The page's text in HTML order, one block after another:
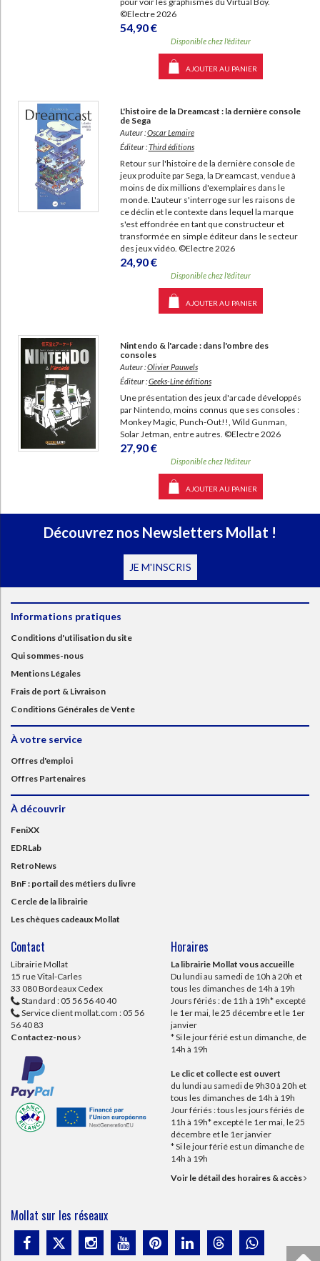
©Electre 2026
54,90 €
Disponible chez l'éditeur
AJOUTER AU PANIER
L'histoire de la Dreamcast : la dernière console
de Sega
Auteur :Oscar Lemaire
Éditeur :Third éditions
Retour sur l'histoire de la dernière console de
jeux produite par Sega, la Dreamcast, vendue à
moins de dix millions d'exemplaires dans le
monde. L'auteur s'interroge sur les raisons de
ce déclin et le contexte dans lequel la marque
s'est effondrée en tant que constructeur et
transformée en simple éditeur dans le secteur
des jeux vidéo. ©Electre 2026
24,90 €
Disponible chez l'éditeur
AJOUTER AU PANIER
Nintendo & l'arcade : dans l'ombre des
consoles
Auteur :Olivier Pauwels
Éditeur :Geeks-Line éditions
Une présentation des jeux d'arcade développés
par Nintendo, moins connus que ses consoles :
Monkey Magic, Punch-Out!!, Wild Gunman,
Solar Jetman, entre autres. ©Electre 2026
27,90 €
Disponible chez l'éditeur
AJOUTER AU PANIER
Découvrez nos Newsletters Mollat !
JE M'INSCRIS
Informations pratiques
Conditions d'utilisation du site
Qui sommes-nous
Mentions Légales
Frais de port & Livraison
Conditions Générales de Vente
À votre service
Offres d'emploi
Offres Partenaires
À découvrir
FeniXX
EDRLab
RetroNews
BnF : portail des métiers du livre
Cercle de la librairie
Les chèques cadeaux Mollat
Contact
Librairie Mollat
15 rue Vital-Carles
33 080 Bordeaux Cedex
Standard : 05 56 56 40 40
Service client mollat.com : 05 56
56 40 83
Contactez-nous
Horaires
La librairie Mollat vous accueille
Du lundi au samedi de 10h à 20h et
tous les dimanches de 14h à 19h
Jours fériés : de 11h à 19h* excepté
le 1er mai, le 25 décembre et le 1er
janvier
* Si le jour férié est un dimanche, de
14h à 19h
Le clic et collecte est ouvert
du lundi au samedi de 9h30 à 20h et
tous les dimanches de 14h à 19h
Jour fériés : tous les jours fériés de
11h à 19h* excepté le 1er mai, le 25
décembre et le 1er janvier
* Si le jour férié est un dimanche de
14h à 19h
Voir le détail des horaires & accès
Mollat sur les réseaux